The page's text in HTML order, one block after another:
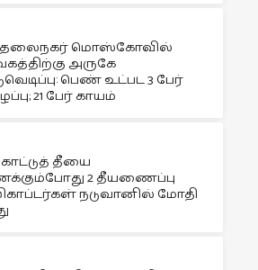
மொஸ்கோவில்
அருகே
பெண் உட்பட 3 பேர்
21 பேர் காயம்
தீயை
2 தீயணைப்பு
நடுவானில் மோதி